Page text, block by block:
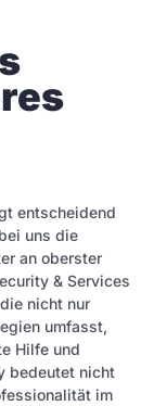
entscheidend
uns die
an oberster
& Services
nicht nur
umfasst,
Hilfe und
bedeutet nicht
im